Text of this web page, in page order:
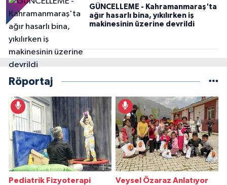
GÜNCELLEME - Kahramanmaraş'ta
ağır hasarlı bina, yıkılırken iş
makinesinin üzerine devrildi
Röportaj
Pediatrik Fizyoterapi
Veysel Özaraz Anlatıyor